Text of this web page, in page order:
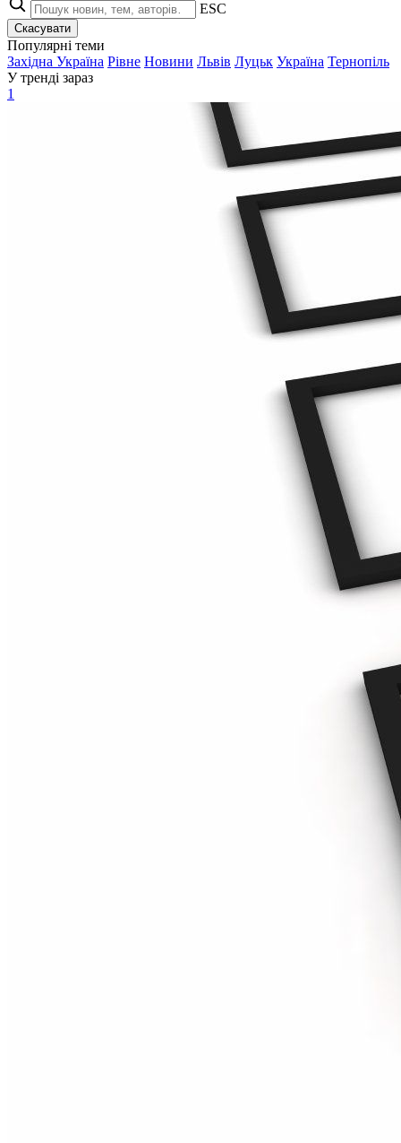
ESC
Скасувати
Популярні теми
Західна Україна Рівне Новини Львів Луцьк Україна Тернопіль
У тренді зараз
1